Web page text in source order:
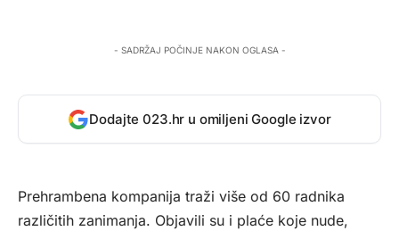
- SADRŽAJ POČINJE NAKON OGLASA -
Dodajte 023.hr u omiljeni Google izvor
Prehrambena kompanija traži više od 60 radnika
različitih zanimanja. Objavili su i plaće koje nude,